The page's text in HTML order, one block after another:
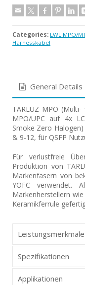
Categories: LWL MPO/
Harnesskabel
General Details
TARLUZ MPO
MPO/UPC auf 4x
Smoke Zero
& 9-12, für QSFP
Für verlustfreie
Produktion von
Markenfasern von
YOFC verwendet.
Markenherstellern
Keramikferrule
Leistungsmerkmale
Spezifikationen
Applikationen